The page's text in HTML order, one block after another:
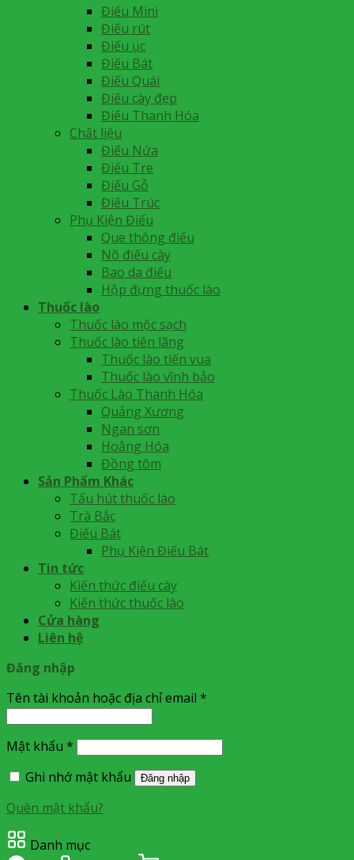
Điếu Mini
Điếu rút
Điếu ục
Điếu Bát
Điếu Quái
Điếu cày đẹp
Điếu Thanh Hóa
Chất liệu
Điếu Nứa
Điếu Tre
Điếu Gỗ
Điếu Trúc
Phụ Kiện Điếu
Que thông điếu
Nõ điếu cày
Bao da điếu
Hộp đựng thuốc lào
Thuốc lào
Thuốc lào mộc sạch
Thuốc lào tiên lãng
Thuốc lào tiến vua
Thuốc lào vĩnh bảo
Thuốc Lào Thanh Hóa
Quảng Xương
Ngan sơn
Hoằng Hóa
Đồng tôm
Sản Phẩm Khác
Tẩu hút thuốc lào
Trà Bắc
Điếu Bát
Phụ Kiện Điếu Bát
Tin tức
Kiến thức điếu cày
Kiến thức thuốc lào
Cửa hàng
Liên hệ
Đăng nhập
Tên tài khoản hoặc địa chỉ email *
Mật khẩu *
Ghi nhớ mật khẩu
Đăng nhập
Quên mật khẩu?
Danh mục